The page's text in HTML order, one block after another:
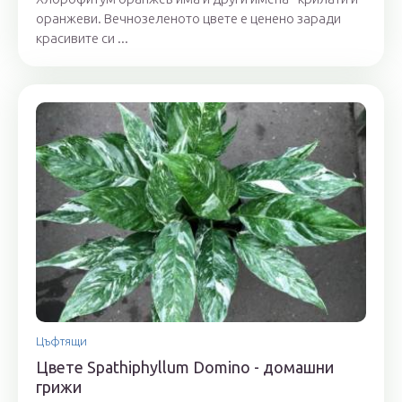
оранжеви. Вечнозеленото цвете е ценено заради
красивите си ...
Цъфтящи
Цвете Spathiphyllum Domino - домашни
грижи